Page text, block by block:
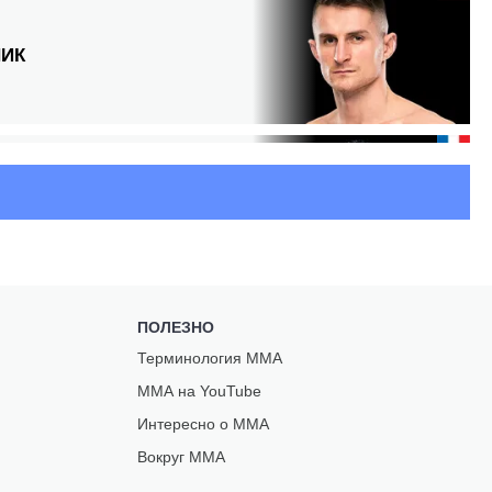
ПОЛЕЗНО
Терминология ММА
ММА на YouTube
Интересно о ММА
Вокруг ММА